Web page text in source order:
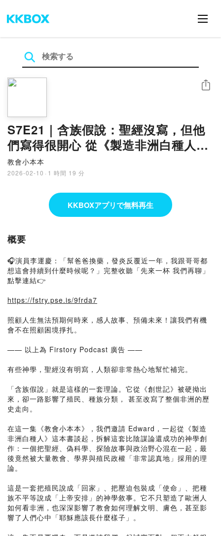
S7E21｜含族假說：聖經沒寫，但他
們寫得很開心 從《製造非洲白種人》
談起
教會小本本
2026-02-10 · 1 時間 19 分
シェア
KKBOXアプリで無料再生
概要
🎧演員李運慶：「幫爸爸換藥，發炎反覆近一年，我跟哥哥都
想這會持續到什麼時候呢？」完整收聽「先來一杯 我們再聊」
點擊連結👉
https://fstry.pse.is/9frda7
照顧人生無法預期何時來，感人故事、預備未來！讓我們有機
會不在照顧困境掙扎。
—— 以上為 Firstory Podcast 廣告 ——
有些神學，聖經沒有明寫，人類卻非常熱心地幫忙補完。
「含族假說」就是這樣的一套理論。它從《創世記》被硬拗出
來，卻一路影響了殖民、種族分類， 甚至改寫了整個非洲的歷
史走向。
在這一集《教會小本本》，我們邀請 Edward，一起從《製造
非洲白種人》這本書談起，拆解這套比陰謀論還成功的神學創
作：一個把聖經、偽科學、探險故事與政治野心混在一起，最
後竟然被大量教會、學界與殖民政權「非常認真地」採用的理
論。
這是一套把殖民說成「回家」、把壓迫包裝成「使命」、把種
族不平等說成「上帝安排」的神學敘事。它不只塑造了歐洲人
如何看非洲，也深深影響了教會如何理解文明、膚色，甚至影
響了人們心中「耶穌應該長什麼樣子」。